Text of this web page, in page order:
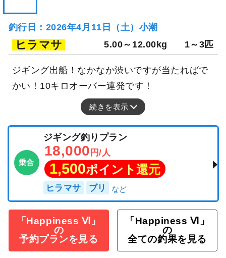
釣行日：2026年4月11日（土）小潮
ヒラマサ 5.00～12.00kg 1～3匹
ジギング出船！なかなか渋いですが当たればで
かい！10キロオーバー連発です！
続きを表示
乗合
ジギング釣りプラン
18,000 円/人
1,500ポイント還元
ヒラマサ ブリ
「Happiness Ⅵ」
の
予約プランを見る
「Happiness Ⅵ」
の
全ての釣果を見る